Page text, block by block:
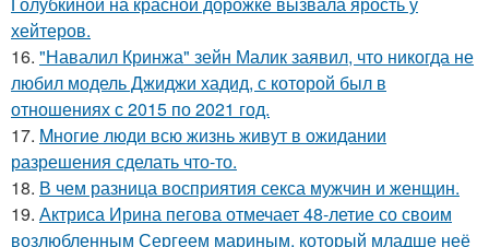
хейтеров.
16. "Навалил Кринжа" зейн Малик заявил, что никогда не
любил модель Джиджи хадид, с которой был в
отношениях с 2015 по 2021 год.
17. Mногие люди всю жизнь живут в ожидании
разрешения сделать что-то.
18. В чем разница восприятия секса мужчин и женщин.
19. Актриса Ирина пегова отмечает 48-летие со своим
возлюбленным Сергеем мариным, который младше неё